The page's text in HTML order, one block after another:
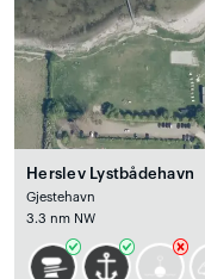
Herslev Lystbådehavn
Gjestehavn
3.3 nm NW